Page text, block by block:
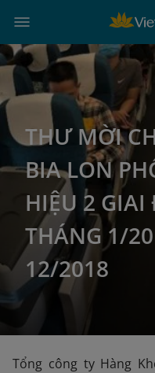
THƯ MỜI
BIA LON
HIỆU 2
THÁNG 1/
12/2018
Tổng công ty Hàng